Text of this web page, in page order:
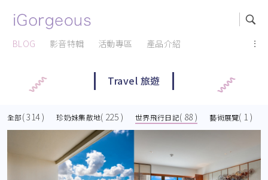
BLOG 影音特輯 活動專區 產品介紹 ...
Travel 旅遊
全部( 314 ) 珍奶妹集散地( 225 ) 世界飛行日記( 88 ) 藝術展覽( 1 )